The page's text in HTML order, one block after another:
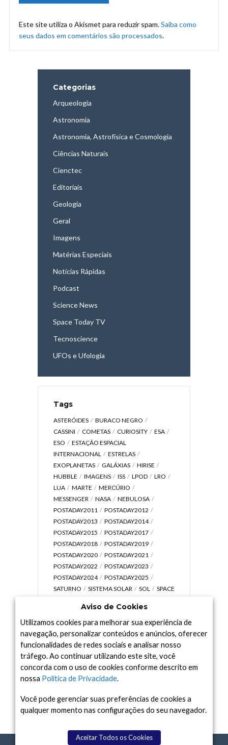
Este site utiliza o Akismet para reduzir spam.Saiba como
seus dados em comentários são processados.
Categorias
Arqueologia
Astronomia
Astronomia, Astrofísica e Cosmologia
Ciências Naturais
Cienctec
Editoriais
Geologia
Geral
Imagens
Matérias Especiais
Notícias Rápidas
Podcast
Science News
Space Today TV
Tecnoscience
UFOs e Ufologia
Tags
ASTERÓIDES
BURACO NEGRO
CASSINI
COMETAS CURIOSITY
ESA
ESO
ESTAÇÃO ESPACIAL
INTERNACIONAL
ESTRELAS
EXOPLANETAS
GALÁXIAS
HIRISE
HUBBLE
IMAGENS ISS LPOD
LRO
LUA
MARTE
MERCÚRIO
MESSENGER
NASA
NEBULOSA
POSTADAY2011
POSTADAY2012
POSTADAY2013
POSTADAY2014
POSTADAY2015
POSTADAY2017
POSTADAY2018
POSTADAY2019
POSTADAY2020
POSTADAY2021
POSTADAY2022
POSTADAY2023
POSTADAY2024
POSTADAY2025
SATURNO
SISTEMA SOLAR SOL
SPACE
UNIVERSO
VÍDEO
Arquivo
Arquivo
Aviso de Cookies
Utilizamos cookies para melhorar sua experiência de
navegação, personalizar conteúdos e anúncios, oferecer
funcionalidades de redes sociais e analisar nosso
tráfego. Ao continuar utilizando este site, você
concorda com o uso de cookies conforme descrito em
nossa Política de Privacidade.
Você pode gerenciar suas preferências de cookies a
qualquer momento nas configurações do seu navegador.
Aceitar Todos os Cookies